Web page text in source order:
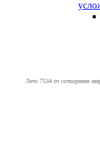
Лето 7534 от сотворения